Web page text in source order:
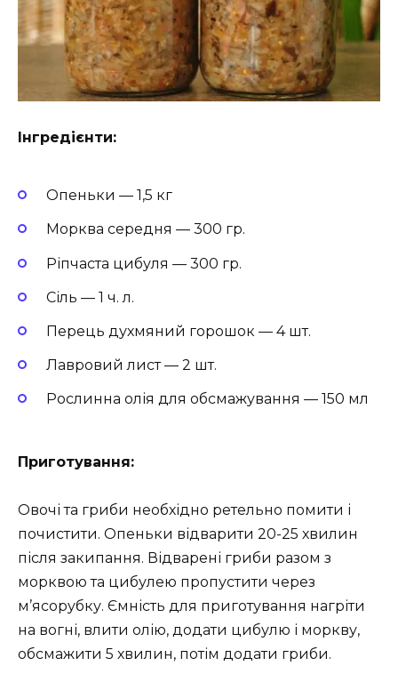
Інгредієнти:
Опеньки — 1,5 кг
Морква середня — 300 гр.
Ріпчаста цибуля — 300 гр.
Сіль — 1 ч. л.
Перець духмяний горошок — 4 шт.
Лавровий лист — 2 шт.
Рослинна олія для обсмажування — 150 мл
Приготування:
Овочі та гриби необхідно ретельно помити і
почистити. Опеньки відварити 20-25 хвилин
після закипання. Відварені гриби разом з
морквою та цибулею пропустити через
м’ясорубку. Ємність для приготування нагріти
на вогні, влити олію, додати цибулю і моркву,
обсмажити 5 хвилин, потім додати гриби.